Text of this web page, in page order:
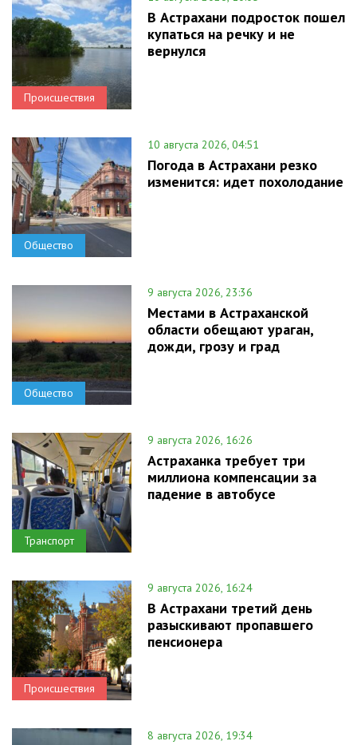
Происшествия
В Астрахани подросток пошел
купаться на речку и не
вернулся
Общество
10 августа 2026, 04:51
Погода в Астрахани резко
изменится: идет похолодание
Общество
9 августа 2026, 23:36
Местами в Астраханской
области обещают ураган,
дожди, грозу и град
Транспорт
9 августа 2026, 16:26
Астраханка требует три
миллиона компенсации за
падение в автобусе
Происшествия
9 августа 2026, 16:24
В Астрахани третий день
разыскивают пропавшего
пенсионера
8 августа 2026, 19:34